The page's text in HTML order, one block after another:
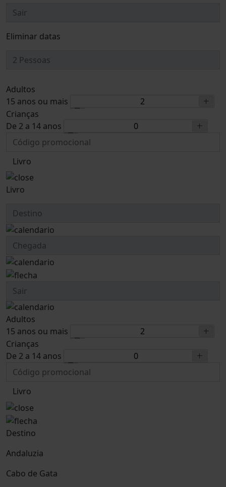
Eliminar datas
Adultos
15 anos ou mais
Crianças
De 2 a 14 anos
Livro
Livro
Adultos
15 anos ou mais
Crianças
De 2 a 14 anos
Livro
Destino
Andaluzia
Cabo de Gata